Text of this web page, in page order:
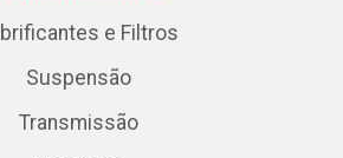
e Filtros
Suspensão
Transmissão